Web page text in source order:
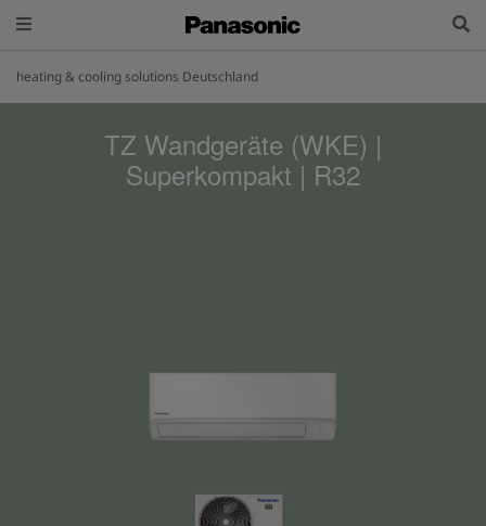
heating & cooling solutions Deutschland
TZ Wandgeräte (WKE) |
Superkompakt | R32